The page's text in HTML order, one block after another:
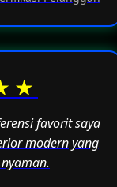
favorit saya
modern yang